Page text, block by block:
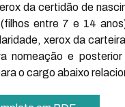
da certidão de
entre 7 e 14
xerox da
nomeação e
o cargo abaixo